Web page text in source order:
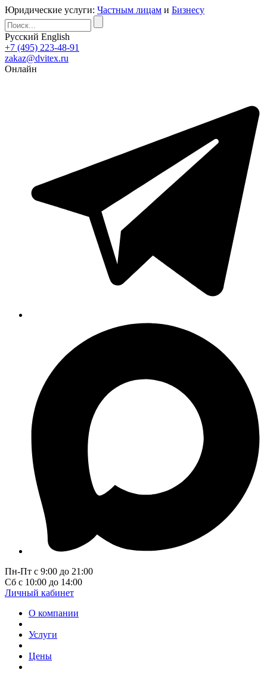
Юридические услуги: Частным лицам и Бизнесу
Русский English
+7 (495) 223-48-91
zakaz@dvitex.ru
Онлайн
Пн-Пт с 9:00 до 21:00
Сб с 10:00 до 14:00
Личный кабинет
О компании
Услуги
Цены